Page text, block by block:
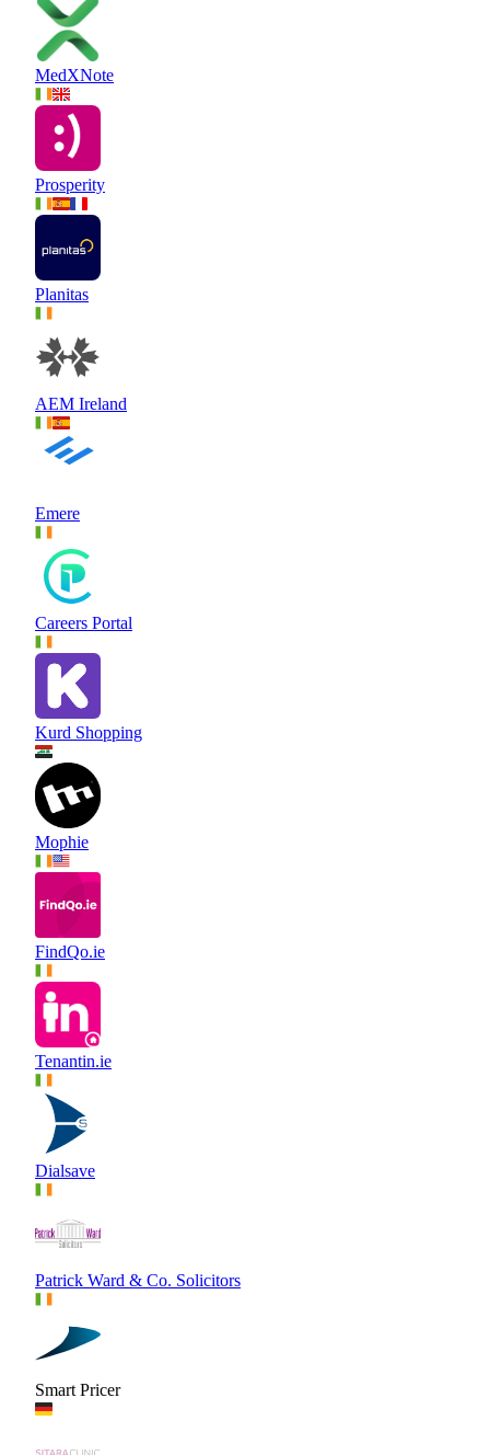
MedXNote
Prosperity
Planitas
AEM Ireland
Emere
Careers Portal
Kurd Shopping
Mophie
FindQo.ie
Tenantin.ie
Dialsave
Patrick Ward & Co. Solicitors
Smart Pricer